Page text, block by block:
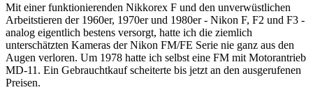
Mit einer funktionierenden Nikkorex F und den unverwüstlichen
Arbeitstieren der 1960er, 1970er und 1980er - Nikon F, F2 und F3 -
analog eigentlich bestens versorgt, hatte ich die ziemlich
unterschätzten Kameras der Nikon FM/FE Serie nie ganz aus den
Augen verloren. Um 1978 hatte ich selbst eine FM mit Motorantrieb
MD-11. Ein Gebrauchtkauf scheiterte bis jetzt an den ausgerufenen
Preisen.